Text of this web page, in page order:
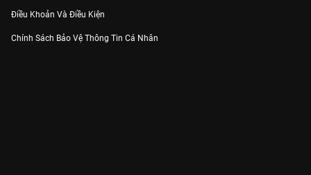
Điều Khoản Và Điều Kiện
Chính Sách Bảo Vệ Thông Tin Cá Nhân